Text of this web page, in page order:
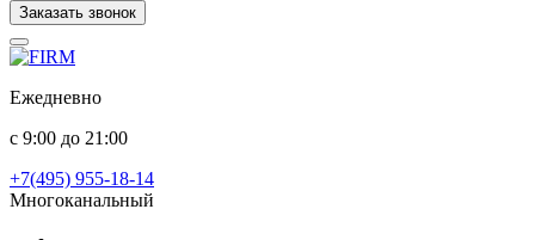
Заказать звонок
Ежедневно
с 9:00 до 21:00
+7(495) 955-18-14
Многоканальный